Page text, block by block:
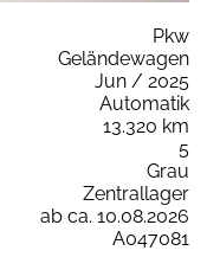
Pkw
Geländewagen
Jun / 2025
Automatik
13.320 km
5
Grau
Zentrallager
ab ca. 10.08.2026
A047081